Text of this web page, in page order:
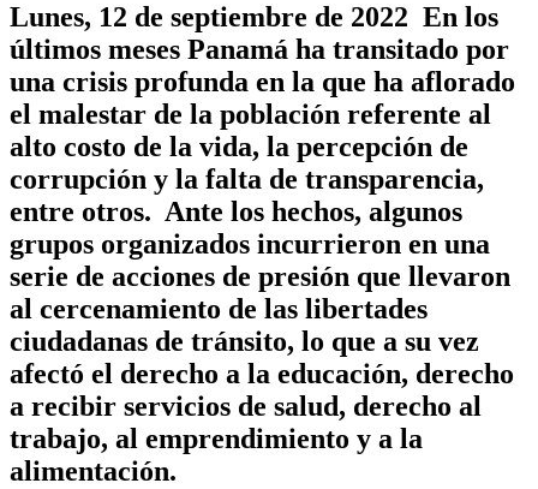
Lunes, 12 de septiembre de 2022 En los
últimos meses Panamá ha transitado por
una crisis profunda en la que ha aflorado
el malestar de la población referente al
alto costo de la vida, la percepción de
corrupción y la falta de transparencia,
entre otros. Ante los hechos, algunos
grupos organizados incurrieron en una
serie de acciones de presión que llevaron
al cercenamiento de las libertades
ciudadanas de tránsito, lo que a su vez
afectó el derecho a la educación, derecho
a recibir servicios de salud, derecho al
trabajo, al emprendimiento y a la
alimentación.